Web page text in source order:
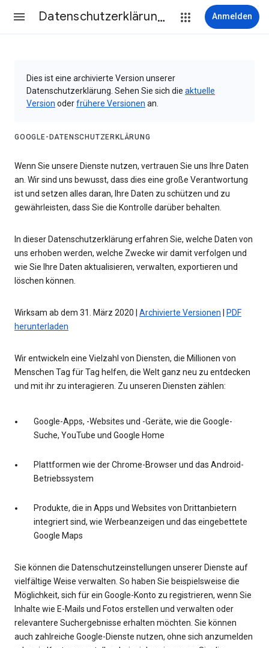
Datenschutzerklärung & Nutzungsbedingungen Anmelden
Dies ist eine archivierte Version unserer
Datenschutzerklärung. Sehen Sie sich die aktuelle
Version oderfrühere Versionen an.
GOOGLE-DATENSCHUTZERKLÄRUNG
Wenn Sie unsere Dienste nutzen, vertrauen Sie uns Ihre Daten
an. Wir sind uns bewusst, dass dies eine große Verantwortung
ist und setzen alles daran, Ihre Daten zu schützen und zu
gewährleisten, dass Sie die Kontrolle darüber behalten.
In dieser Datenschutzerklärung erfahren Sie, welche Daten von
uns erhoben werden, welche Zwecke wir damit verfolgen und
wie Sie Ihre Daten aktualisieren, verwalten, exportieren und
löschen können.
Wirksam ab dem 31. März 2020 | Archivierte Versionen
PDF
herunterladen
Wir entwickeln eine Vielzahl von Diensten, die Millionen von
Menschen Tag für Tag helfen, die Welt ganz neu zu entdecken
und mit ihr zu interagieren. Zu unseren Diensten zählen:
Google-Apps, -Websites und -Geräte, wie die Google-
Suche, YouTube und Google Home
Plattformen wie der Chrome-Browser und das Android-
Betriebssystem
Produkte, die in Apps und Websites von Drittanbietern
integriert sind, wie Werbeanzeigen und das eingebettete
Google Maps
Sie können die Datenschutzeinstellungen unserer Dienste auf
vielfältige Weise verwalten. So haben Sie beispielsweise die
Möglichkeit, sich für ein Google-Konto zu registrieren, wenn Sie
Inhalte wie E-Mails und Fotos erstellen und verwalten oder
relevantere Suchergebnisse erhalten möchten. Sie können
auch zahlreiche Google-Dienste nutzen, ohne sich anzumelden